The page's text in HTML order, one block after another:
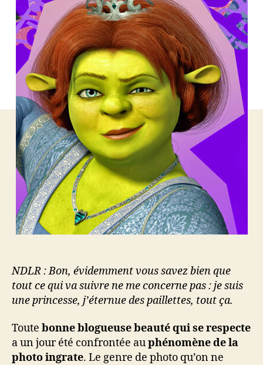
NDLR : Bon, évidemment vous savez bien que
tout ce qui va suivre ne me concerne pas : je suis
une princesse, j’éternue des paillettes, tout ça.
Toute bonne blogueuse beauté qui se respecte
a un jour été confrontée auphénomène de la
photo ingrate. Le genre de photo qu’on ne